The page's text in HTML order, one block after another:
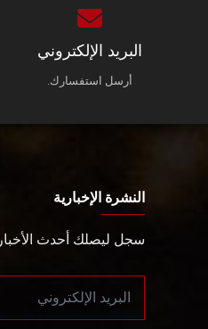
البريد الإلكتروني
أرسل استفسارك.
النشرة الإخبارية
سجل ليصلك أحدث الأخبار